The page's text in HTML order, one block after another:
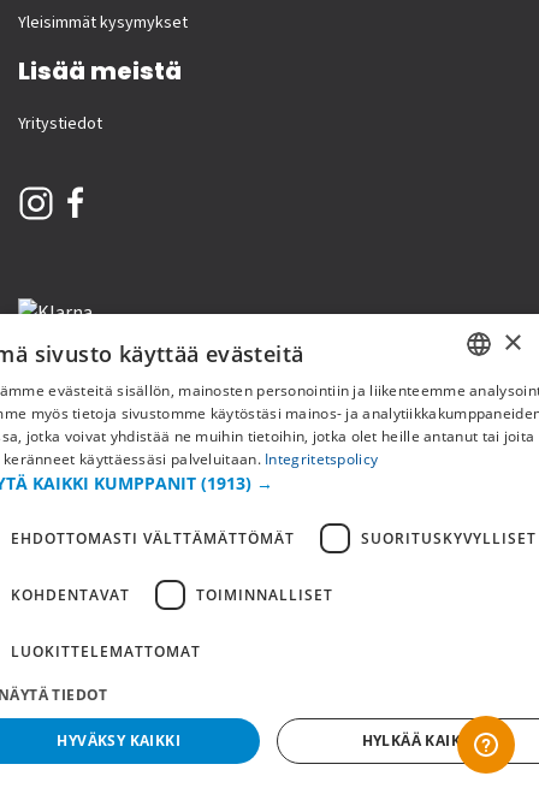
Yleisimmät kysymykset
Lisää meistä
Yritystiedot
Copyright © 2019 This site is Licensed to 377 Sport AB TietosuojakäytäntöEvästeet
FI
×
sivusto käyttää evästeitä
evästeitä sisällön, mainosten personointiin ja liikenteemme
myös tietoja sivustomme käytöstäsi mainos- ja
jotka voivat yhdistää ne muihin tietoihin, jotka olet heille antanut tai joita
keränneet käyttäessäsi palveluitaan. Integritetspolicy
KAIKKI KUMPPANIT (1913) →
EHDOTTOMASTI VÄLTTÄMÄTTÖMÄT SUORITUSKYVYLLISET
KOHDENTAVAT TOIMINNALLISET
LUOKITTELEMATTOMAT
TIEDOT
HYVÄKSY KAIKKI HYLKÄÄ KAIKKI